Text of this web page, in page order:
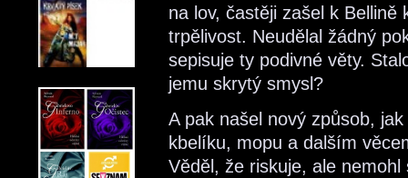
na lov, častěji zašel k
trpělivost. Neudělal žádný
sepisuje ty podivné věty.
jemu skrytý smysl?
A pak našel nový způsob,
kbelíku, mopu a dalším
Věděl, že riskuje, ale